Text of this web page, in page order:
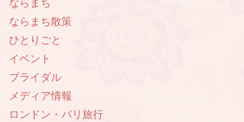
ならまち
ならまち散策
ひとりごと
イベント
ブライダル
メディア情報
ロンドン・パリ旅行